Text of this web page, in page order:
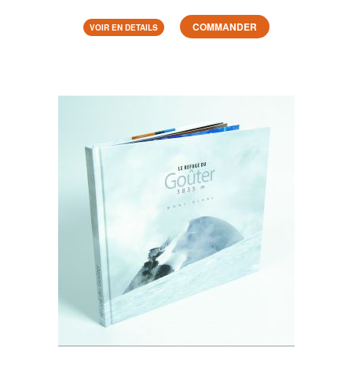
VOIR EN DETAILS COMMANDER